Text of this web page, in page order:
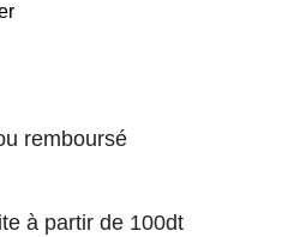
remboursé
à partir de 100dt